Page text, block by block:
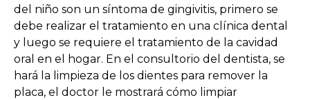
del niño son un síntoma de gingivitis, primero se
debe realizar el tratamiento en una clínica dental
y luego se requiere el tratamiento de la cavidad
oral en el hogar. En el consultorio del dentista, se
hará la limpieza de los dientes para remover la
placa, el doctor le mostrará cómo limpiar